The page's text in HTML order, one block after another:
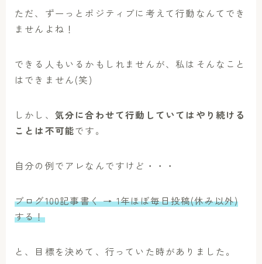
ただ、ずーっとポジティブに考えて行動なんてでき
ませんよね！
できる人もいるかもしれませんが、私はそんなこと
はできません(笑)
しかし、 気分に合わせて行動していてはやり続ける
ことは不可能です。
自分の例でアレなんですけど・・・
ブログ100記事書く → 1年ほぼ毎日投稿(休み以外)
する！
と、目標を決めて、行っていた時がありました。